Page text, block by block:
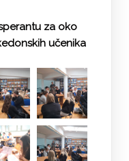
za oko
učenika